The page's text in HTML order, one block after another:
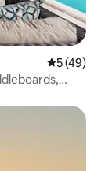
Note
5 (49)